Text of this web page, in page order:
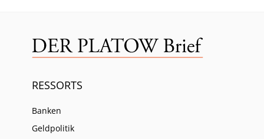
RESSORTS
Banken
Geldpolitik